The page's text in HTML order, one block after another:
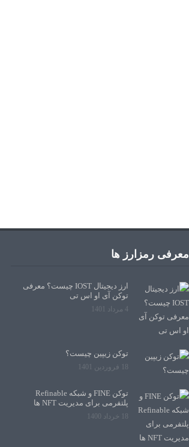
معرفی رمزارز ها
ارز دیجیتال IOST چیست؟ معرفی
توکن آی او اس تی
4 مرداد 1401
توکن زیپین چیست؟
توکن FINE و شبکه Refinable
پلتفرمی برای مدیریت NFT ها